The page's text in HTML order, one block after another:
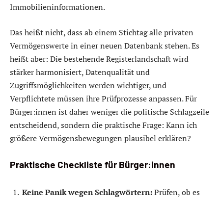
Immobilieninformationen.
Das heißt nicht, dass ab einem Stichtag alle privaten
Vermögenswerte in einer neuen Datenbank stehen. Es
heißt aber: Die bestehende Registerlandschaft wird
stärker harmonisiert, Datenqualität und
Zugriffsmöglichkeiten werden wichtiger, und
Verpflichtete müssen ihre Prüfprozesse anpassen. Für
Bürger:innen ist daher weniger die politische Schlagzeile
entscheidend, sondern die praktische Frage: Kann ich
größere Vermögensbewegungen plausibel erklären?
Praktische Checkliste für Bürger:innen
Keine Panik wegen Schlagwörtern:Prüfen, ob es